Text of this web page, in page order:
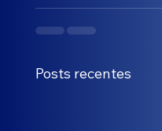
Posts recentes